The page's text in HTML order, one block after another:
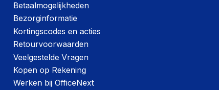
Betaalmogelijkheden
Bezorginformatie
Kortingscodes en acties
Retourvoorwaarden
Veelgestelde Vragen
Kopen op Rekening
Werken bij OfficeNext